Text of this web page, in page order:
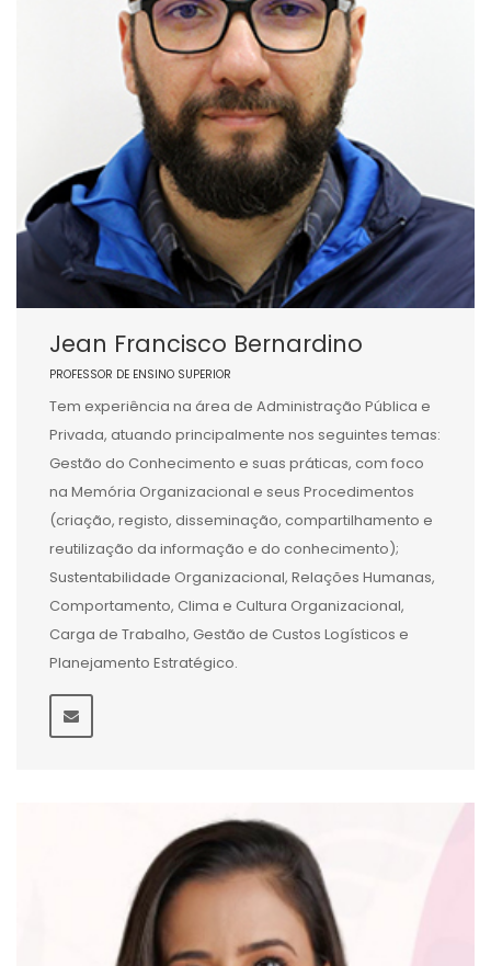
Jean Francisco Bernardino
PROFESSOR DE ENSINO SUPERIOR
Tem experiência na área de Administração Pública e
Privada, atuando principalmente nos seguintes temas:
Gestão do Conhecimento e suas práticas, com foco
na Memória Organizacional e seus Procedimentos
(criação, registo, disseminação, compartilhamento e
reutilização da informação e do conhecimento);
Sustentabilidade Organizacional, Relações Humanas,
Comportamento, Clima e Cultura Organizacional,
Carga de Trabalho, Gestão de Custos Logísticos e
Planejamento Estratégico.